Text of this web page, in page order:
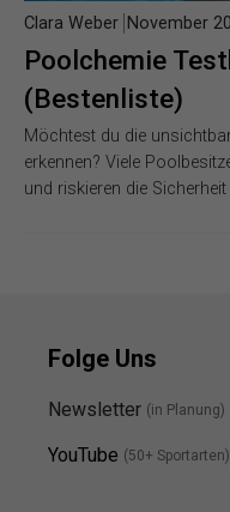
Poolchemie
(Bestenliste)
Clara Weber November
Möchtest du die
erkennen? Viele
und riskieren die
Folge Uns
Newsletter (in Planung)
YouTube (50+ Sportarten)